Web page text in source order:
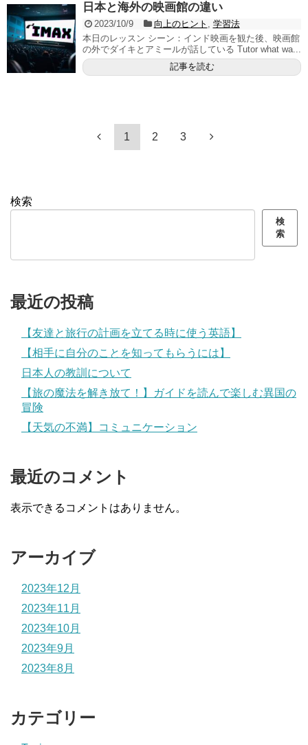
日本と海外の映画館の違い
2023/10/9 向上のヒント , 学習法
本日のレッスン シーン：インド映画を観た後、映画館
の外でダイキとアミールが話している Tutor what wa...
記事を読む
1 2 3
検索
検
索
最近の投稿
【友達と旅行の計画を立てる時に使う英語】
【相手に自分のことを知ってもらうには】
日本人の教訓について
【旅の魔法を解き放て！】ガイドを読んで楽しむ異国の
冒険
【天気の不満】コミュニケーション
最近のコメント
表示できるコメントはありません。
アーカイブ
2023年12月
2023年11月
2023年10月
2023年9月
2023年8月
カテゴリー